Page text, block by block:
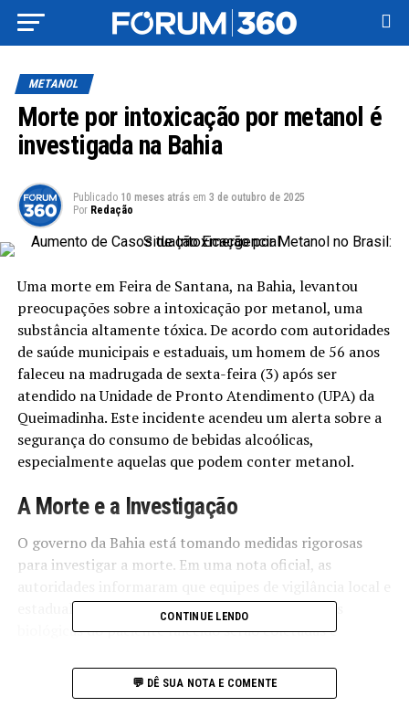
METANOL
Morte por intoxicação por metanol é
investigada na Bahia
Publicado 10 meses atrás em 3 de outubro de 2025
Por Redação
Uma morte em Feira de Santana, na Bahia, levantou
preocupações sobre a intoxicação por metanol, uma
substância altamente tóxica. De acordo com autoridades
de saúde municipais e estaduais, um homem de 56 anos
faleceu na madrugada de sexta-feira (3) após ser
atendido na Unidade de Pronto Atendimento (UPA) da
Queimadinha. Este incidente acendeu um alerta sobre a
segurança do consumo de bebidas alcoólicas,
especialmente aquelas que podem conter metanol.
A Morte e a Investigação
O governo da Bahia está tomando medidas rigorosas
para investigar a morte. Em uma nota oficial, as
estadual estão monitorando a situação. Amostras
biológicas do paciente falecido serão coletadas e
previstos em até sete dias. O objetivo é confirmar ou
descartar a hipótese de intoxicação por metanol. Além
CONTINUE LENDO
💬 DÊ SUA NOTA E COMENTE